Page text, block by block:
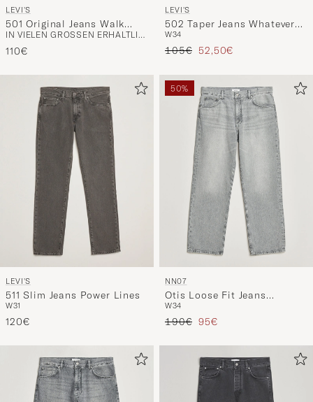
LEVI'S
501 Original Jeans Walk
Down Broadway
IN VIELEN GRÖSSEN ERHÄLTLICH
110€
LEVI'S
502 Taper Jeans Whatever
You Like
W34
Regulärer Preis
105€ Reduzierter Preis
52,50€
LEVI'S
511 Slim Jeans Power Lines
W31
120€
50%
NN07
Otis Loose Fit Jeans
Medium Grey
W34
Regulärer Preis
190€ Reduzierter Preis
95€